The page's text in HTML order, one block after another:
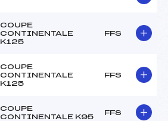
COUPE
CONTINENTALE
K125
FFS
COUPE
CONTINENTALE
K125
FFS
COUPE
CONTINENTALE K95
FFS